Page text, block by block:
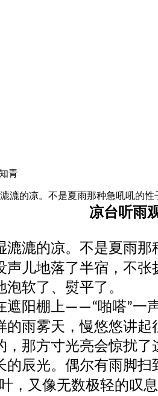
青
漉的凉。不是夏雨那种急吼吼的
凉台听雨
漉的凉。不是夏雨
儿地落了半宿，不
软了、熨平了。
遮阳棚上 ——“啪嗒”一
雨雾天，慢悠悠讲起
那方寸光亮会惊扰
辰光。偶尔有雨脚扫
，又像无数极轻的叹